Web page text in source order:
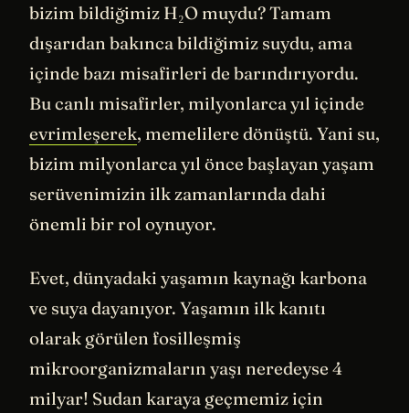
bizim bildiğimiz H₂O muydu? Tamam
dışarıdan bakınca bildiğimiz suydu, ama
içinde bazı misafirleri de barındırıyordu.
Bu canlı misafirler, milyonlarca yıl içinde
evrimleşerek, memelilere dönüştü. Yani su,
bizim milyonlarca yıl önce başlayan yaşam
serüvenimizin ilk zamanlarında dahi
önemli bir rol oynuyor.
Evet, dünyadaki yaşamın kaynağı karbona
ve suya dayanıyor. Yaşamın ilk kanıtı
olarak görülen fosilleşmiş
mikroorganizmaların yaşı neredeyse 4
milyar! Sudan karaya geçmemiz için